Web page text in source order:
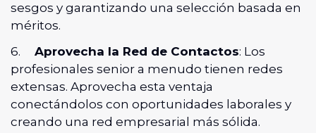
sesgos y garantizando una selección basada en
méritos.
6. Aprovecha la Red de Contactos: Los
profesionales senior a menudo tienen redes
extensas. Aprovecha esta ventaja
conectándolos con oportunidades laborales y
creando una red empresarial más sólida.